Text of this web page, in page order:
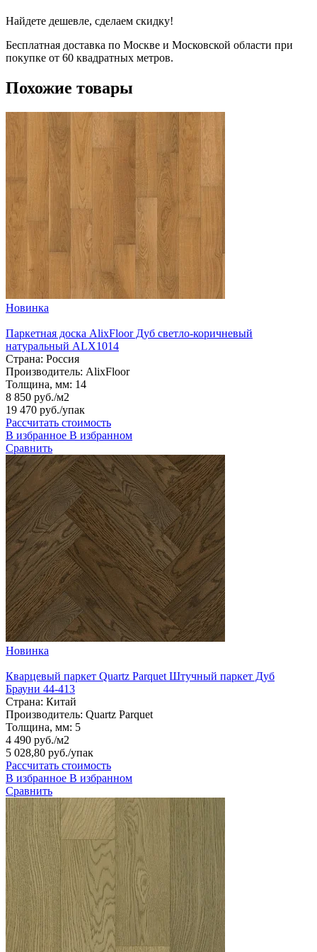
Найдете дешевле, сделаем скидку!
Бесплатная доставка по Москве и Московской области при
покупке от 60 квадратных метров.
Похожие товары
Новинка
Паркетная доска AlixFloor Дуб светло-коричневый
натуральный ALX1014
Страна: Россия
Производитель: AlixFloor
Толщина, мм: 14
8 850 руб./м2
19 470 руб./упак
Рассчитать стоимость
В избранное В избранном
Сравнить
Новинка
Кварцевый паркет Quartz Parquet Штучный паркет Дуб
Брауни 44-413
Страна: Китай
Производитель: Quartz Parquet
Толщина, мм: 5
4 490 руб./м2
5 028,80 руб./упак
Рассчитать стоимость
В избранное В избранном
Сравнить